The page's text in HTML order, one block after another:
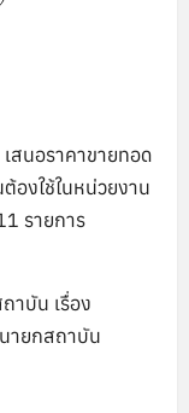
สนอราคาขายทอด
องใช้ในหน่วยงาน
รายการ
าบัน เรื่อง
ายกสถาบัน